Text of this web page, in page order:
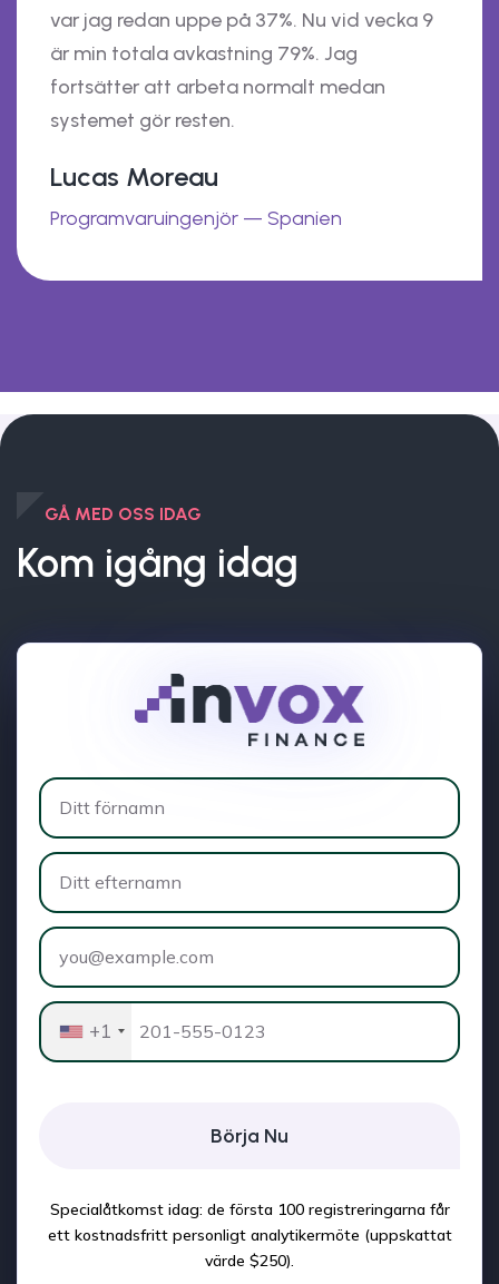
var jag redan uppe på 37%. Nu vid vecka 9
är min totala avkastning 79%. Jag
fortsätter att arbeta normalt medan
systemet gör resten.
Lucas Moreau
Programvaruingenjör — Spanien
GÅ MED OSS IDAG
Kom igång idag
+1
Börja Nu
Specialåtkomst idag: de första 100 registreringarna får
ett kostnadsfritt personligt analytikermöte (uppskattat
värde $250).